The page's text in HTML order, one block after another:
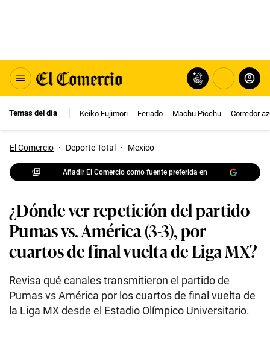
Temas del día Keiko Fujimori Feriado Machu Picchu Corredor
El Comercio · Deporte Total · Mexico
Añadir El Comercio como fuente preferida en
¿Dónde ver repetición del partido
Pumas vs. América (3-3), por
cuartos de final vuelta de Liga MX?
Revisa qué canales transmitieron el partido de
Pumas vs América por los cuartos de final vuelta de
la Liga MX desde el Estadio Olímpico Universitario.